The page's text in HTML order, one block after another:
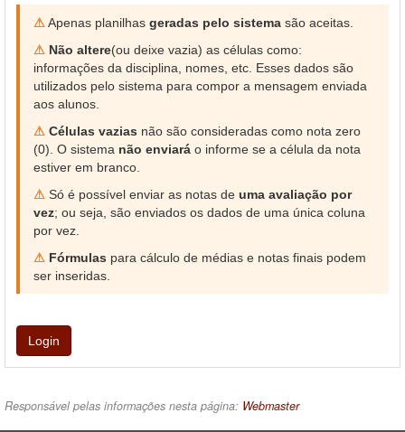
⚠ Apenas planilhas geradas pelo sistema são aceitas.
⚠ Não altere(ou deixe vazia) as células como:
informações da disciplina, nomes, etc. Esses dados são
utilizados pelo sistema para compor a mensagem enviada
aos alunos.
⚠ Células vazias não são consideradas como nota zero
(0). O sistema não enviará o informe se a célula da nota
estiver em branco.
⚠ Só é possível enviar as notas de uma avaliação por
vez; ou seja, são enviados os dados de uma única coluna
por vez.
⚠ Fórmulas para cálculo de médias e notas finais podem
ser inseridas.
Login
Responsável pelas informações nesta página: Webmaster